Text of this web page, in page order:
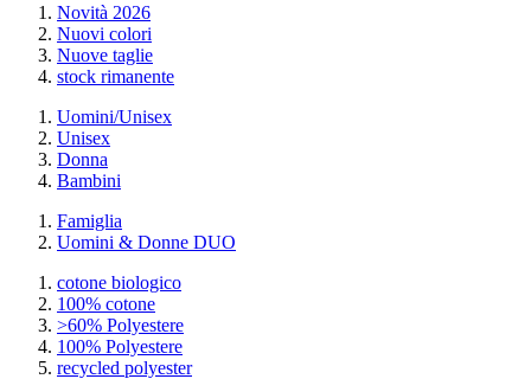
Novità 2026
Nuovi colori
Nuove taglie
stock rimanente
Uomini/Unisex
Unisex
Donna
Bambini
Famiglia
Uomini & Donne DUO
cotone biologico
100% cotone
>60% Polyestere
100% Polyestere
recycled polyester